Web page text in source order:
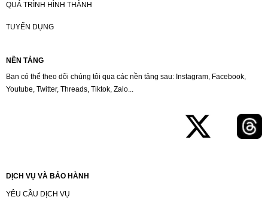
QUÁ TRÌNH HÌNH THÀNH
TUYỂN DỤNG
NỀN TẢNG
Bạn có thể theo dõi chúng tôi qua các nền tảng sau: Instagram, Facebook,
Youtube, Twitter, Threads, Tiktok, Zalo...
DỊCH VỤ VÀ BẢO HÀNH
YÊU CẦU DỊCH VỤ